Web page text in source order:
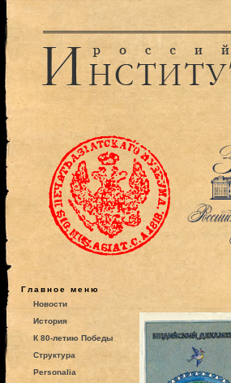
Главное меню
Новости
История
К 80-летию Победы
Структура
Personalia